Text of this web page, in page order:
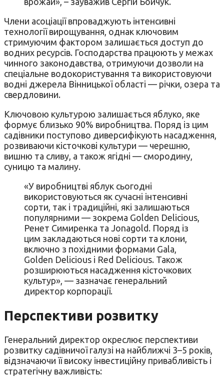
Члени асоціації впроваджують інтенсивні
технології вирощування, однак ключовим
стримуючим фактором залишається доступ до
водних ресурсів. Господарства працюють у межах
чинного законодавства, отримуючи дозволи на
спеціальне водокористування та використовуючи
водні джерела Вінницької області — річки, озера та
свердловини.
Ключовою культурою залишається яблуко, яке
формує близько 90% виробництва. Поряд із цим
садівники поступово диверсифікують насадження,
розвиваючи кісточкові культури — черешню,
вишню та сливу, а також ягідні — смородину,
суницю та малину.
«У виробництві яблук сьогодні
використовуються як сучасні інтенсивні
сорти, так і традиційні, які залишаються
популярними — зокрема Golden Delicious,
Ренет Симиренка та Jonagold. Поряд із
цим закладаються нові сорти та клони,
включно з похідними формами Gala,
Golden Delicious і Red Delicious. Також
розширюються насадження кісточкових
культур», — зазначає генеральний
директор корпорації.
Перспективи розвитку
Генеральний директор окреслює перспективи
розвитку садівничої галузі на найближчі 3–5 років,
відзначаючи її високу інвестиційну привабливість і
стратегічну важливість: